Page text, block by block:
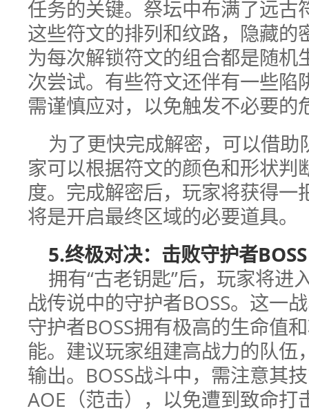
任务的关键。祭坛中布满了远古
这些符文的排列和纹路，隐藏的
为每次解锁符文的组合都是随机
次尝试。有些符文还伴有一些陷
需谨慎应对，以免触发不必要的
为了更快完成解密，可以借
家可以根据符文的颜色和形状判
度。完成解密后，玩家将获得一
将是开启最终区域的必要道具。
5.终极对决：击败守护者BOSS
拥有“古老钥匙”后，玩家将
战传说中的守护者BOSS。这一
守护者BOSS拥有极高的生命值
能。建议玩家组建高战力的队伍
输出。BOSS战斗中，需注意其
AOE（范击），以免遭到致命打